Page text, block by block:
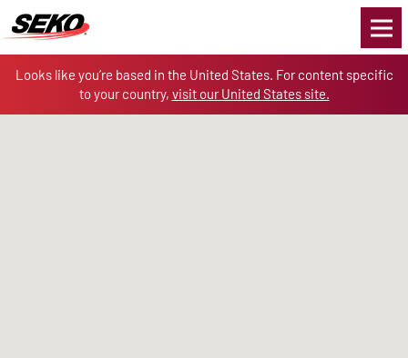
Looks like you’re based in the United States. For content specific
to your country, visit our United States site.